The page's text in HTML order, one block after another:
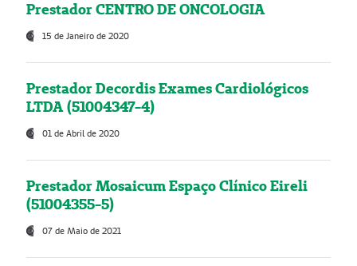
Prestador CENTRO DE ONCOLOGIA
15 de Janeiro de 2020
Prestador Decordis Exames Cardiológicos
LTDA (51004347-4)
01 de Abril de 2020
Prestador Mosaicum Espaço Clínico Eireli
(51004355-5)
07 de Maio de 2021